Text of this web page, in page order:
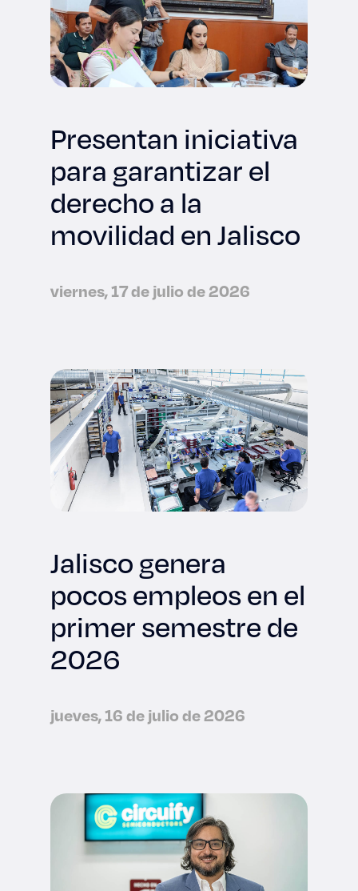
Presentan iniciativa
para garantizar el
derecho a la
movilidad en Jalisco
viernes, 17 de julio de 2026
Jalisco genera
pocos empleos en el
primer semestre de
2026
jueves, 16 de julio de 2026